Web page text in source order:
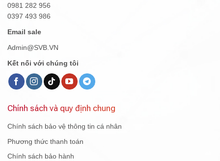
0981 282 956
0397 493 986
Email sale
Admin@SVB.VN
Kết nối với chúng tôi
Chính sách và quy định chung
Chính sách bảo vệ thông tin cá nhân
Phương thức thanh toán
Chính sách bảo hành